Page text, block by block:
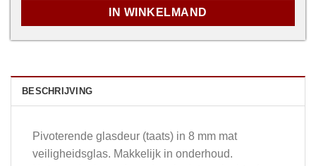
IN WINKELMAND
BESCHRIJVING
Pivoterende glasdeur (taats) in 8 mm mat
veiligheidsglas. Makkelijk in onderhoud.